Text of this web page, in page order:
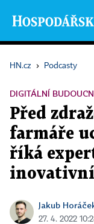
HN.cz › Podcasty
DIGITÁLNÍ
Před
farmáře
říká
Jakub
27. 4. 2022